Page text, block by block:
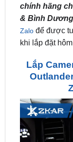
Zalođể được tư
khi lắp đặt
Lắp